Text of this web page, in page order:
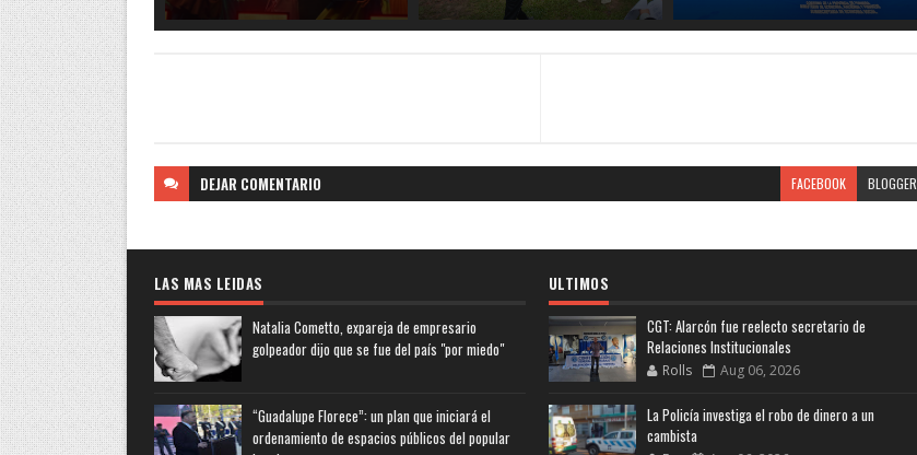
DEJAR COMENTARIO FACEBOOK BLOGGER
LAS MAS LEIDAS
Natalia Cometto, expareja de empresario
golpeador dijo que se fue del país "por miedo"
“Guadalupe Florece”: un plan que iniciará el
ordenamiento de espacios públicos del popular
ULTIMOS
CGT: Alarcón fue reelecto secretario de
Relaciones Institucionales
Rolls Aug 06, 2026
La Policía investiga el robo de dinero a un
cambista